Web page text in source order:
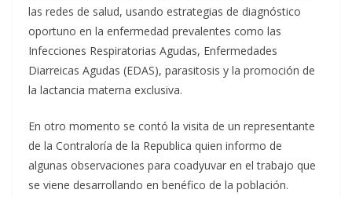
las redes de salud, usando estrategias de diagnóstico
oportuno en la enfermedad prevalentes como las
Infecciones Respiratorias Agudas, Enfermedades
Diarreicas Agudas (EDAS), parasitosis y la promoción de
la lactancia materna exclusiva.
En otro momento se contó la visita de un representante
de la Contraloría de la Republica quien informo de
algunas observaciones para coadyuvar en el trabajo que
se viene desarrollando en benéfico de la población.